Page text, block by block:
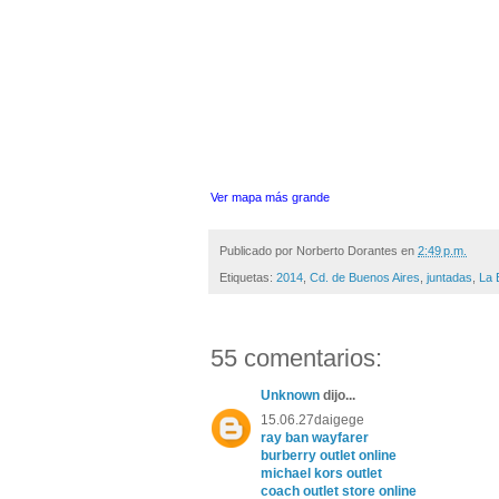
Ver mapa más grande
Publicado por Norberto Dorantes en 2:49 p.m.
Etiquetas: 2014, Cd. de Buenos Aires, juntadas, La
55 comentarios:
Unknown dijo...
15.06.27daigege
ray ban wayfarer
burberry outlet online
michael kors outlet
coach outlet store online